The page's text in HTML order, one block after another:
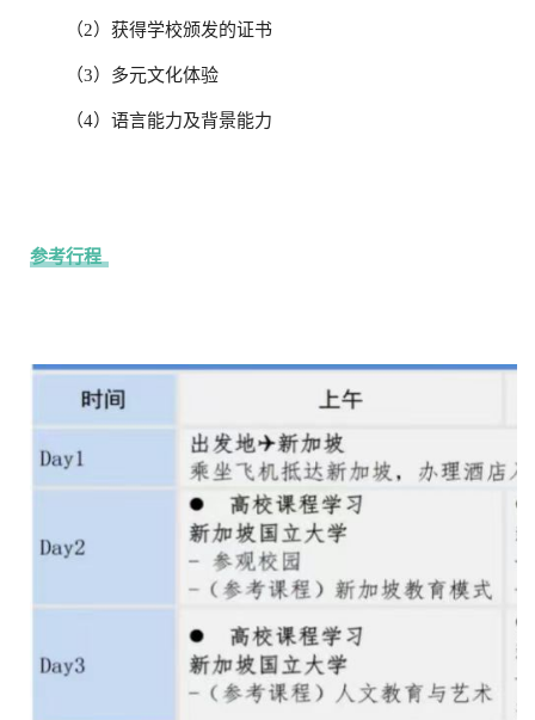
（2）获得学校颁发的证书
（3）多元文化体验
（4）语言能力及背景能力
参考行程